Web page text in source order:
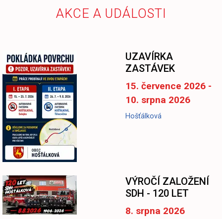
AKCE A UDÁLOSTI
UZAVÍRKA
ZASTÁVEK
15. července 2026 -
10. srpna 2026
Hošťálková
VÝROČÍ ZALOŽENÍ
SDH - 120 LET
8. srpna 2026